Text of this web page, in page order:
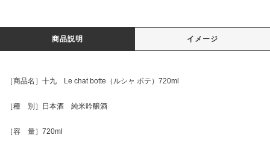
商品説明 イメージ
［商品名］十九 Le chat botte（ルシャ ボテ）720ml
［種 別］日本酒 純米吟醸酒
［容 量］720ml